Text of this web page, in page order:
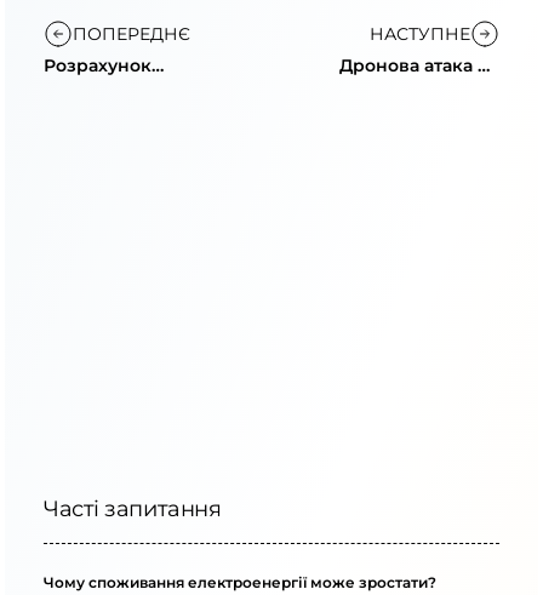
ПОПЕРЕДНЄ
Розрахунок
НАСТУПНЕ
Дронова атака на
Часті запитання
Чому споживання електроенергії може зростати?